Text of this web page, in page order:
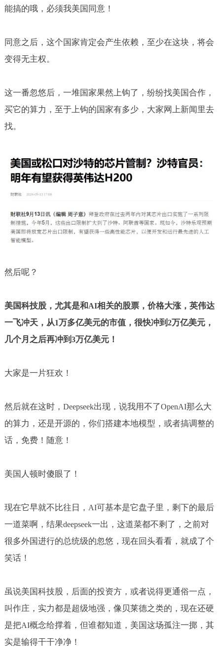
能搞的哦，必须我美国同意！
同意之后，这个国家肯定会产生依赖，至少在这块，将会
变得无主权。
这一番忽悠后，一堆国家果然上钩了，纷纷找美国合作，
买它的算力，至于上钩的国家有多少，大家网上新闻里去
找。
然后呢？
美国科技股，尤其是和AI相关的股票，价格大涨，英伟达
一飞冲天，从1万多亿美元的市值，很快冲到 2万亿美元，
几个月之后再冲到 3万亿美元！
大家是一片狂欢！
然后就在这时， Deepseek出现，说我用不了OpenAI那么大
的算力，还是开源的，你们搭建本地模型，或者搞调整的
话，免费！随意！
美国人顿时傻眼了！
现在它早就不比往日， AI可基本是它盘子里，剩下的最后
一道菜啊，结果deepseek一出，这道菜都不剩了，之前对
很多外国进行的总统级的忽悠，现在回头看看，就成了个
笑话！
虽说美国科技股，后面的投资方，或者说得更通俗一点，
叫作庄，实力都是超级地强，像贝莱德之类的，现在还硬
是把AI概念给撑着，但谁都知道，美国这场孤注一掷，其
实是输得干干净净！